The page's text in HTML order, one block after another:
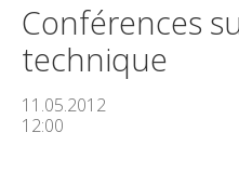
Conférences
technique
11.05.2012
12:00